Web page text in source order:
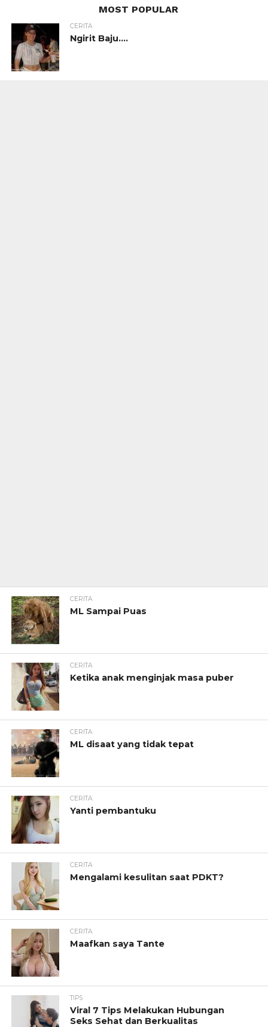
MOST POPULAR
CERITA
Ngirit Baju….
CERITA
ML Sampai Puas
CERITA
Ketika anak menginjak masa puber
CERITA
ML disaat yang tidak tepat
CERITA
Yanti pembantuku
CERITA
Mengalami kesulitan saat PDKT?
CERITA
Maafkan saya Tante
TIPS
Viral 7 Tips Melakukan Hubungan
Seks Sehat dan Berkualitas